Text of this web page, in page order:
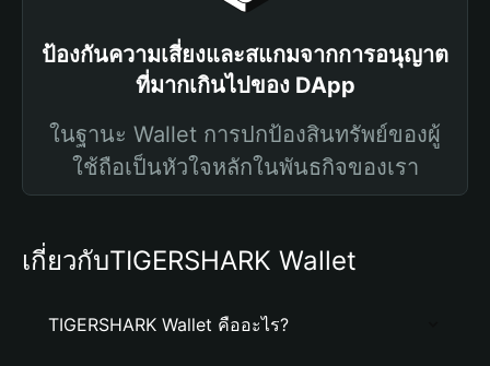
ป้องกันความเสี่ยงและสแกมจากการอนุญาต
ที่มากเกินไปของ DApp
ในฐานะ Wallet การปกป้องสินทรัพย์ของผู้
ใช้ถือเป็นหัวใจหลักในพันธกิจของเรา
เกี่ยวกับTIGERSHARK Wallet
TIGERSHARK Wallet คืออะไร?